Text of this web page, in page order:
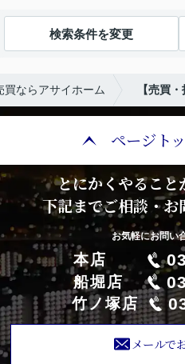
検索条件を変更
買ならアサイホーム 【売買
ページト
とにかくやるこ
下記までご相談・
お気軽にお問い
本店
船堀店
竹ノ塚店
メールで